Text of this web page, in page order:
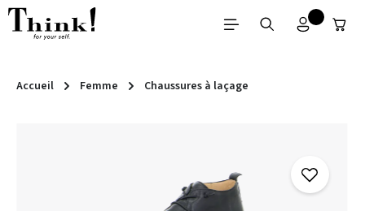
Passer au contenu principal
Accueil Femme Chaussures à laçage